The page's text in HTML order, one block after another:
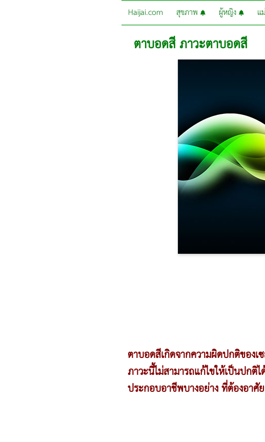
Haijai.com สุขภาพ ผู้หญิง แ
ตาบอดสี ภาวะตาบอดสี
ตาบอดสีเกิดจากความผิดปกติของ
ภาวะนี้ไม่สามารถแก้ไขให้เป็นปกติ
ประกอบอาชีพบางอย่าง ที่ต้องอาศั